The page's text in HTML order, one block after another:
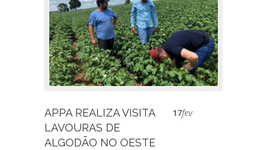
17fev
APPA REALIZA VISITA
LAVOURAS DE
ALGODÃO NO OESTE